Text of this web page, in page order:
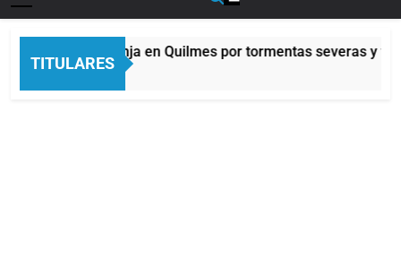
TITULARES
Alerta naranja en Quilmes por tormentas severas y
5 Horas Atrás